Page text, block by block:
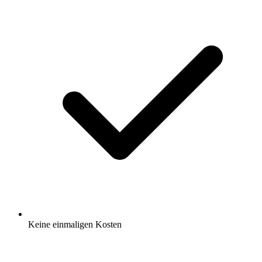
Keine einmaligen Kosten